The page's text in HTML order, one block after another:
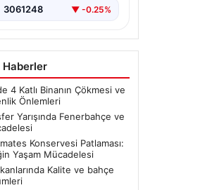
3061248 ▼ -0.25%
Haberler
4 Katlı Binanın Çökmesi ve
Önlemleri
Yarışında Fenerbahçe ve
Konservesi Patlaması:
Yaşam Mücadelesi
Kalite ve bahçe